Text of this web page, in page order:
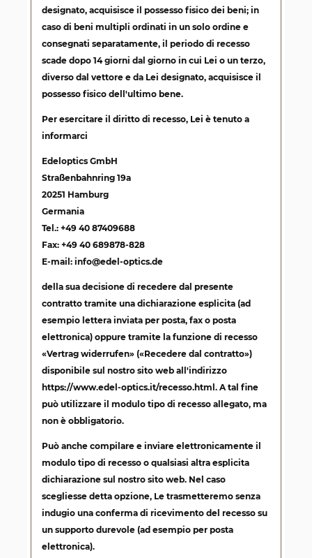
designato, acquisisce il possesso fisico dei beni; in
caso di beni multipli ordinati in un solo ordine e
consegnati separatamente, il periodo di recesso
scade dopo 14 giorni dal giorno in cui Lei o un terzo,
diverso dal vettore e da Lei designato, acquisisce il
possesso fisico dell'ultimo bene.
Per esercitare il diritto di recesso, Lei è tenuto a
informarci
Edeloptics GmbH
Straßenbahnring 19a
20251 Hamburg
Germania
Tel.: +49 40 87409688
Fax: +49 40 689878-828
E-mail: info@edel-optics.de
della sua decisione di recedere dal presente
contratto tramite una dichiarazione esplicita (ad
esempio lettera inviata per posta, fax o posta
elettronica) oppure tramite la funzione di recesso
«Vertrag widerrufen» («Recedere dal contratto»)
disponibile sul nostro sito web all'indirizzo
https://www.edel-optics.it/recesso.html . A tal fine
può utilizzare il modulo tipo di recesso allegato, ma
non è obbligatorio.
Può anche compilare e inviare elettronicamente il
modulo tipo di recesso o qualsiasi altra esplicita
dichiarazione sul nostro sito web. Nel caso
scegliesse detta opzione, Le trasmetteremo senza
indugio una conferma di ricevimento del recesso su
un supporto durevole (ad esempio per posta
elettronica).